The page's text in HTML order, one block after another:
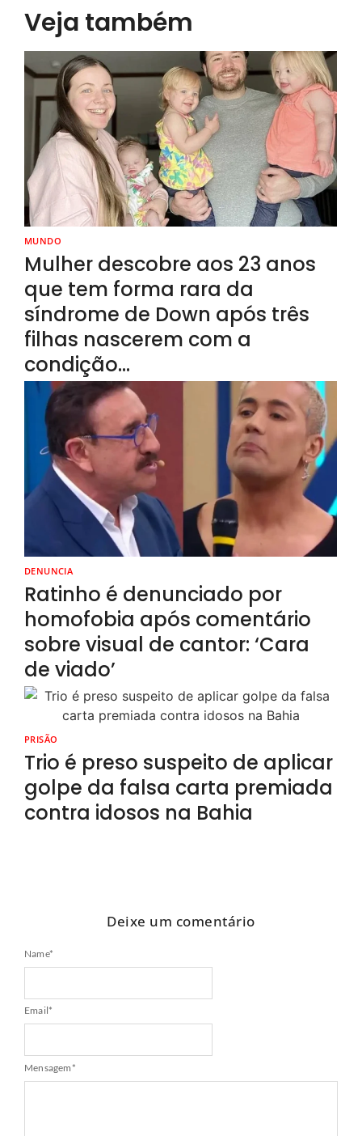
Veja também
MUNDO
Mulher descobre aos 23 anos
que tem forma rara da
síndrome de Down após três
filhas nascerem com a
condição…
DENUNCIA
Ratinho é denunciado por
homofobia após comentário
sobre visual de cantor: ‘Cara
de viado’
PRISÃO
Trio é preso suspeito de aplicar
golpe da falsa carta premiada
contra idosos na Bahia
Deixe um comentário
Name*
Email*